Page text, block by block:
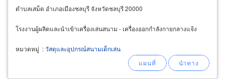
ตำบลเสม็ด อำเภอเมืองชลบุรี จังหวัดชลบุรี 20000
โรงงานผู้ผลิตและนำเข้าเครื่องเล่นสนาม - เครื่องออกกำลังกายกลางแจ้ง
หมวดหมู่ :วัสดุและอุปกรณ์สนามเด็กเล่น